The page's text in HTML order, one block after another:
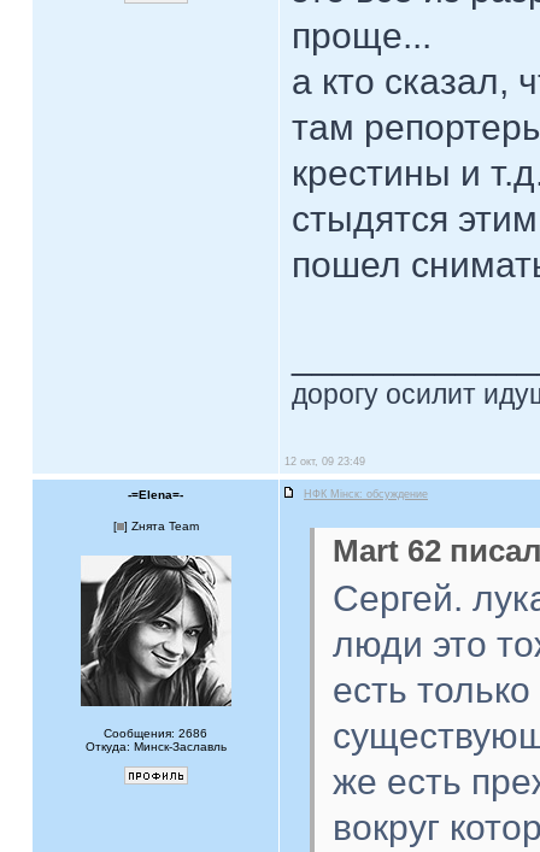
проще...
а кто сказал,
там
крестины и
стыдятся
пошел
дорогу осилит
12 окт, 09 23:49
-=Elena=- НФК Мiнск: обсуждение
[ ] Zнята Team
Сообщения: 2686
Откуда: Минск-Заславль
Mart 62
Сергей.
люди это
есть
же есть
вокруг